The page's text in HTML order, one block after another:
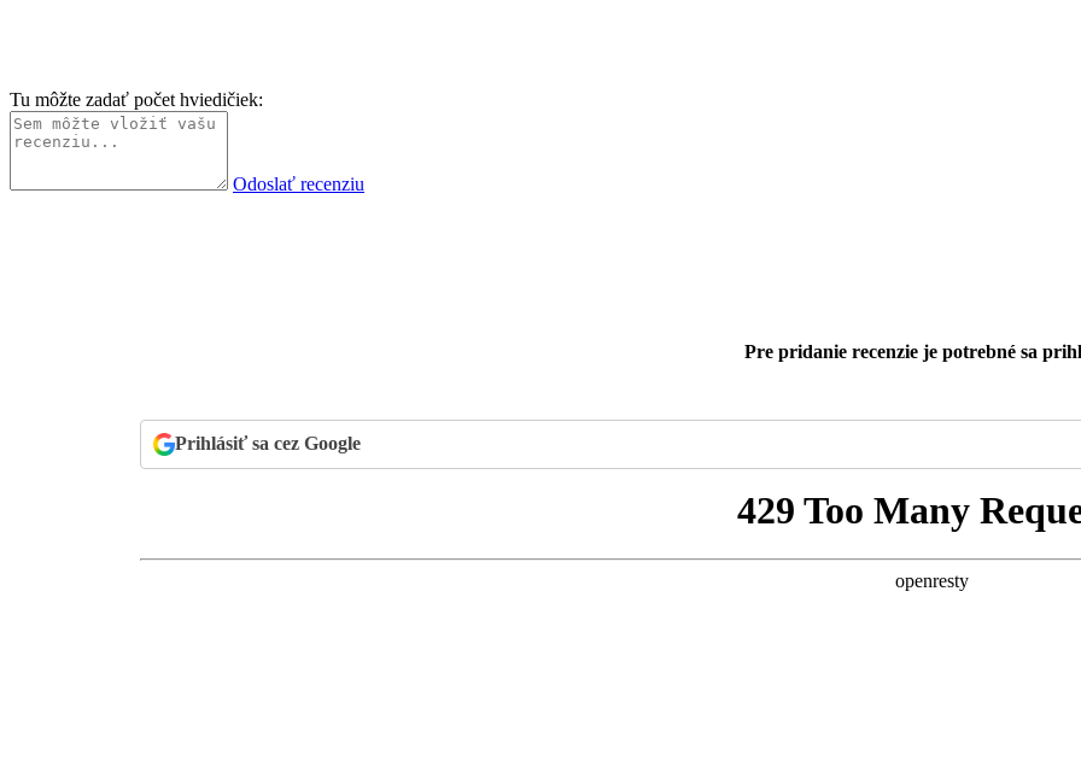
Tu môžte zadať počet hviedičiek:
Odoslať recenziu
Pre pridanie recenzie je potrebné sa
Prihlásiť sa cez Google